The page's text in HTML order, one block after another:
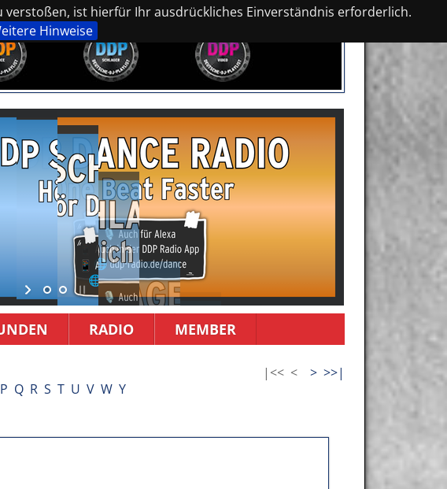
ist hierfür Ihr ausdrückliches Einverständnis erforderlich.
Hinweise
RADIO MEMBER
|<< < > >>|
P Q R S T U V W Y